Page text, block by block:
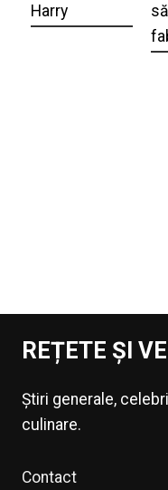
Harry
REȚETE ȘI
Știri generale,
culinare.
Contact